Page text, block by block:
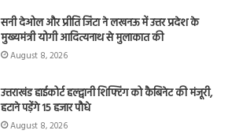
सनी देओल और प्रीति जिंटा ने लखनऊ में उत्तर प्रदेश के
मुख्यमंत्री योगी आदित्यनाथ से मुलाकात की
August 8, 2026
उत्तराखंड हाईकोर्ट हल्द्वानी शिफ्टिंग को कैबिनेट की मंजूरी,
हटाने पड़ेंगे 15 हजार पौधे
August 8, 2026